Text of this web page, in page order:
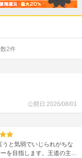
2件
公開日:2026/08/01
うと気弱でいじられがちな
を目指します。王道の主人